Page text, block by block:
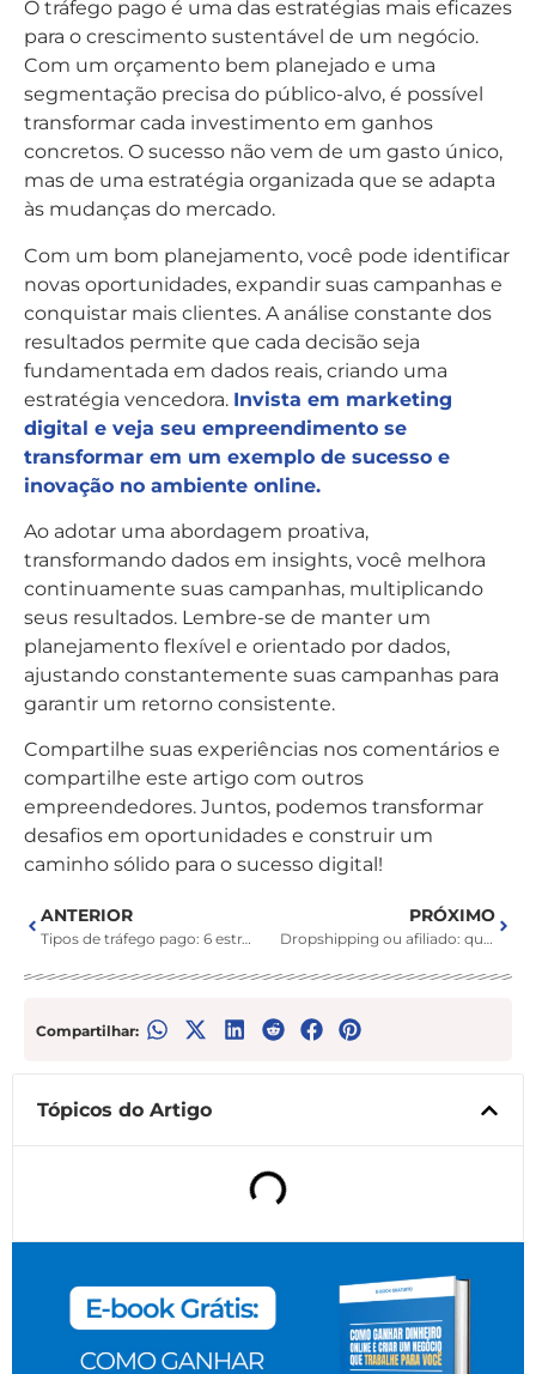
O tráfego pago é uma das estratégias mais eficazes
para o crescimento sustentável de um negócio.
Com um orçamento bem planejado e uma
segmentação precisa do público-alvo, é possível
transformar cada investimento em ganhos
concretos. O sucesso não vem de um gasto único,
mas de uma estratégia organizada que se adapta
às mudanças do mercado.
Com um bom planejamento, você pode identificar
novas oportunidades, expandir suas campanhas e
conquistar mais clientes. A análise constante dos
resultados permite que cada decisão seja
fundamentada em dados reais, criando uma
estratégia vencedora. Invista em marketing
digital e veja seu empreendimento se
transformar em um exemplo de sucesso e
inovação no ambiente online.
Ao adotar uma abordagem proativa,
transformando dados em insights, você melhora
continuamente suas campanhas, multiplicando
seus resultados. Lembre-se de manter um
planejamento flexível e orientado por dados,
ajustando constantemente suas campanhas para
garantir um retorno consistente.
Compartilhe suas experiências nos comentários e
compartilhe este artigo com outros
empreendedores. Juntos, podemos transformar
desafios em oportunidades e construir um
caminho sólido para o sucesso digital!
ANTERIOR
Tipos de tráfego pago: 6 estratégias que funcionam
PRÓXIMO
Dropshipping ou afiliado: qual dá mais resultado
Compartilhar:
Tópicos do Artigo